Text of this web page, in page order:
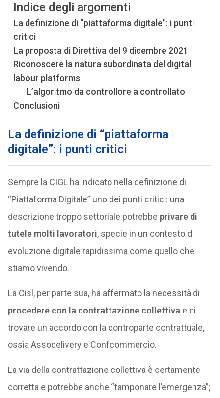
Indice degli argomenti
La definizione di “piattaforma digitale”: i punti
critici
La proposta di Direttiva del 9 dicembre 2021
Riconoscere la natura subordinata del digital
labour platforms
L’algoritmo da controllore a controllato
Conclusioni
La definizione di “piattaforma
digitale”: i punti critici
Sempre la CIGL ha indicato nella definizione di
“Piattaforma Digitale” uno dei punti critici: una
descrizione troppo settoriale potrebbe privare di
tutele molti lavoratori, specie in un contesto di
evoluzione digitale rapidissima come quello che
stiamo vivendo.
La Cisl, per parte sua, ha affermato la necessità di
procedere con la contrattazione collettiva e di
trovare un accordo con la controparte contrattuale,
ossia Assodelivery e Confcommercio.
La via della contrattazione collettiva è certamente
corretta e potrebbe anche “tamponare l’emergenza”;